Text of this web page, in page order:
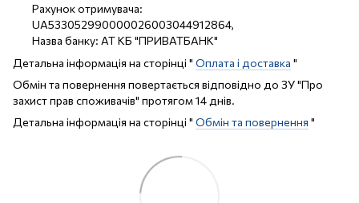
Рахунок отримувача:
UA533052990000026003044912864,
Назва банку: АТ КБ "ПРИВАТБАНК"
Детальна інформація на сторінці " Оплата і доставка "
Обмін та повернення повертається відповідно до ЗУ "Про
захист прав споживачів" протягом 14 днів.
Детальна інформація на сторінці " Обмін та повернення "